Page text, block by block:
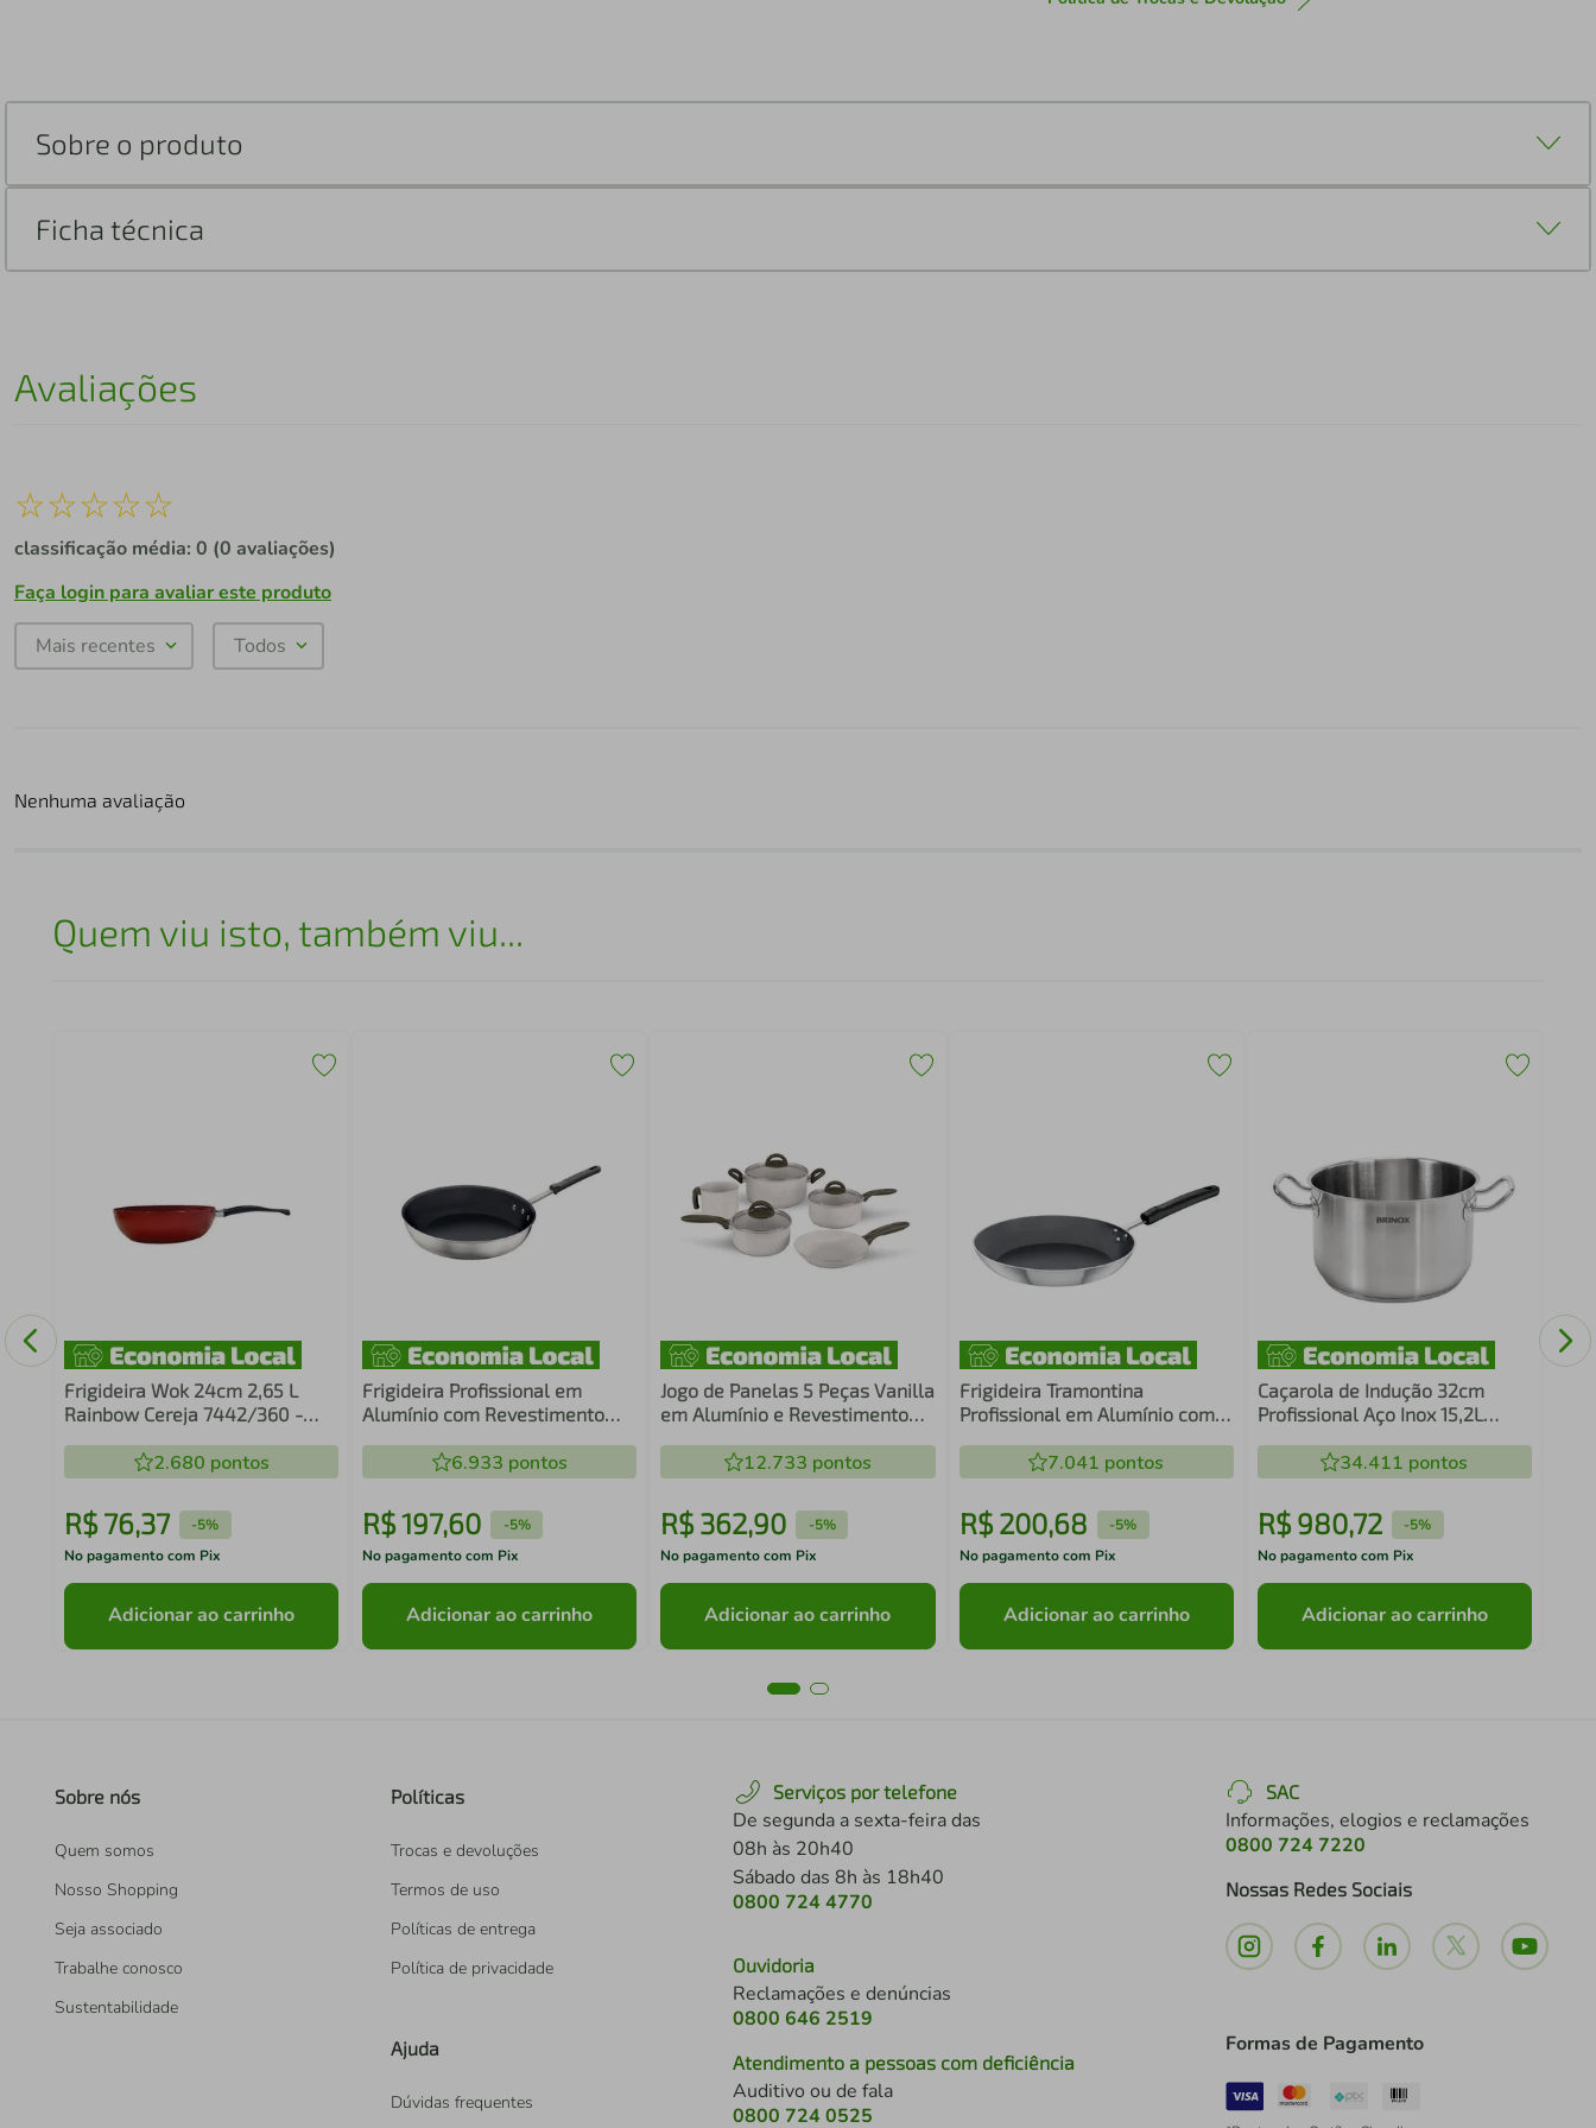
Sobre o produto
Ficha técnica
Avaliações
☆☆☆☆☆
classificação média: 0 (0 avaliações)
Faça login para avaliar este produto
Mais recentes Todos
Nenhuma avaliação
Quem viu isto, também viu...
Frigideira Wok 24cm 2,65 L
Rainbow Cereja 7442/360 -
2.680 pontos
R$ 76,37 -5%
No pagamento com Pix
Adicionar ao carrinho
Frigideira Profissional em
Alumínio com Revestimento
Tramontina 20890/025
6.933 pontos
R$197,60 -5%
No pagamento com Pix
Adicionar ao carrinho
Jogo de Panelas 5 Peças Vanilla
em Alumínio e Revestimento
Life Suprema Brinox
12.733 pontos
R$362,90 -5%
No pagamento com Pix
Adicionar ao carrinho
Frigideira Tramontina
Profissional em Alumínio com
Antiaderente Starflon Premium
e Acabamento Externo Lixado
24 cm 1,3 L
7.041 pontos
R$ 200,68 -5%
No pagamento com Pix
Adicionar ao carrinho
Caçarola de Indução 32cm
Profissional Aço Inox 15,2L
Cozinha
34.411 pontos
R$ 980,72 -5%
No pagamento com Pix
Adicionar ao carrinho
Sobre nós
Quem somos
Nosso Shopping
Seja associado
Trabalhe conosco
Sustentabilidade
Políticas
Trocas e devoluções
Termos de uso
Políticas de entrega
Política de privacidade
Ajuda
Dúvidas frequentes
Serviços por telefone
De segunda a sexta-feira das
08h às 20h40
Sábado das 8h às 18h40
0800 724 4770
Ouvidoria
Reclamações e denúncias
0800 646 2519
Atendimento a pessoas com deficiência
Auditivo ou de fala
0800 724 0525
SAC
Informações, elogios e reclamações
0800 724 7220
Nossas Redes Sociais
Formas de Pagamento